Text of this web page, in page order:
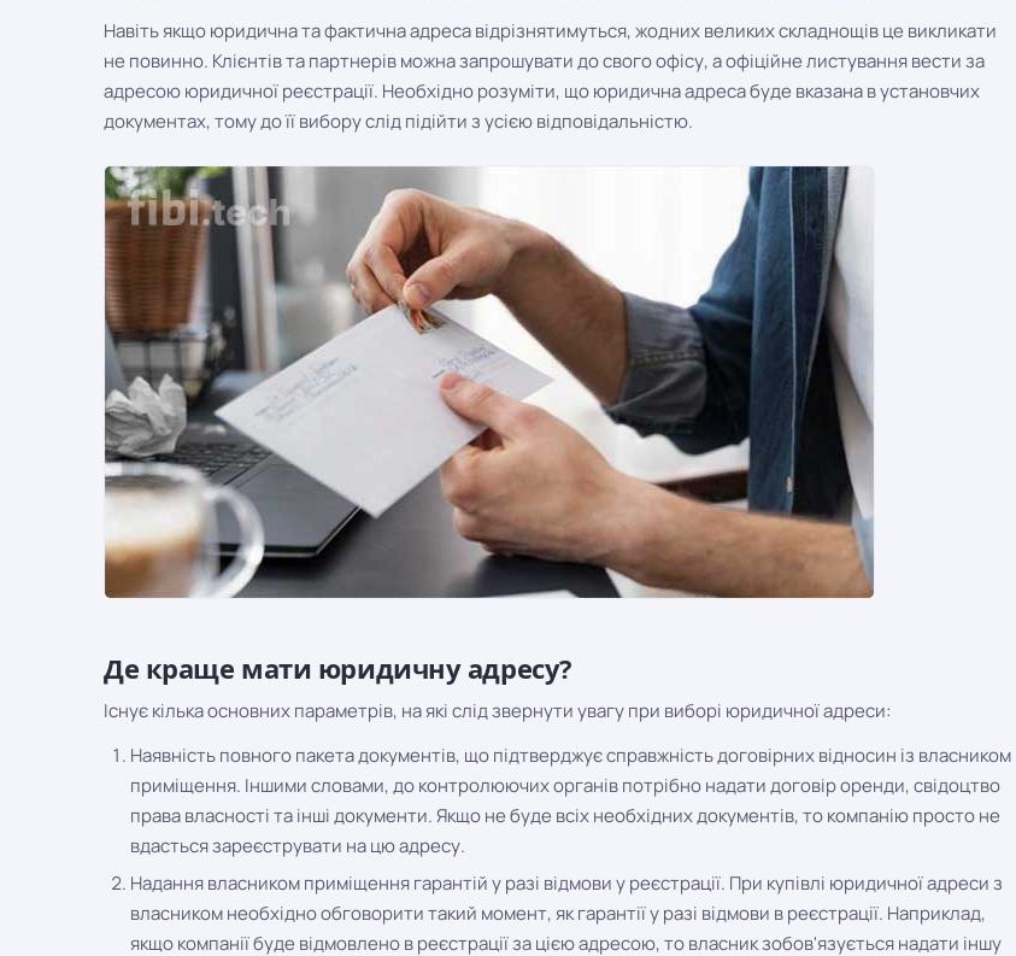
Навіть якщо юридична та фактична адреса відрізнятимуться, жодних великих складнощів це викликати
не повинно. Клієнтів та партнерів можна запрошувати до свого офісу, а офіційне листування вести за
адресою юридичної реєстрації. Необхідно розуміти, що юридична адреса буде вказана в установчих
документах, тому до її вибору слід підійти з усією відповідальністю.
Де краще мати юридичну адресу?
Існує кілька основних параметрів, на які слід звернути увагу при виборі юридичної адреси:
Наявність повного пакета документів, що підтверджує справжність договірних відносин із власником
приміщення. Іншими словами, до контролюючих органів потрібно надати договір оренди, свідоцтво
права власності та інші документи. Якщо не буде всіх необхідних документів, то компанію просто не
вдасться зареєструвати на цю адресу.
Надання власником приміщення гарантій у разі відмови у реєстрації. При купівлі юридичної адреси з
власником необхідно обговорити такий момент, як гарантії у разі відмови в реєстрації. Наприклад,
якщо компанії буде відмовлено в реєстрації за цією адресою, то власник зобов'язується надати іншу